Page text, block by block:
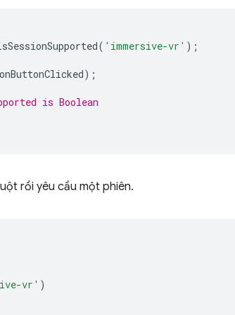
( 'immersive-vr' );
onButtonClicked);
is Boolean
rồi yêu cầu một phiên.
vr' )